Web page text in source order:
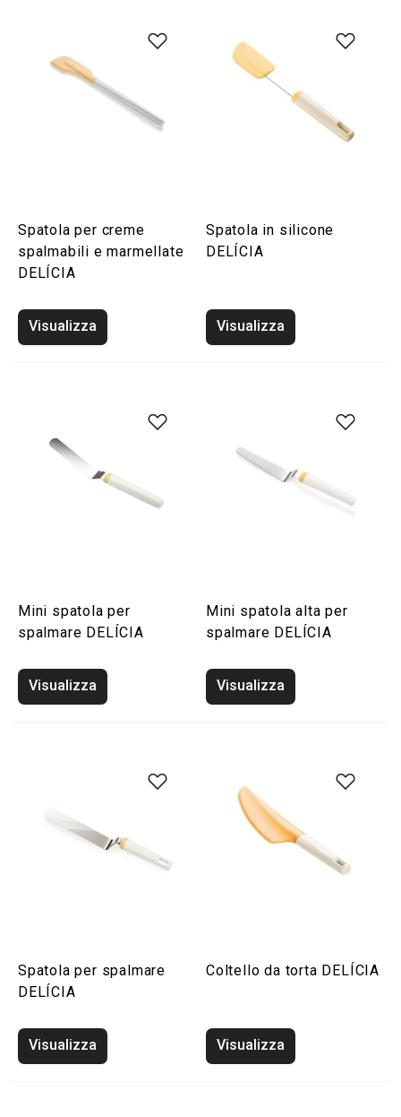
Spatola per creme
spalmabili e marmellate
DELÍCIA
Visualizza
Spatola in silicone
DELÍCIA
Visualizza
Mini spatola per
spalmare DELÍCIA
Visualizza
Mini spatola alta per
spalmare DELÍCIA
Visualizza
Spatola per spalmare
DELÍCIA
Visualizza
Coltello da torta DELÍCIA
Visualizza